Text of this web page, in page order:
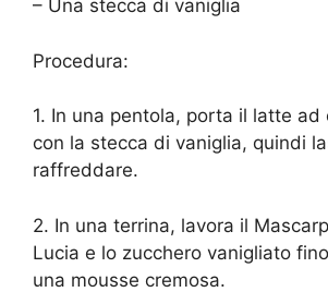
– Una stecca di vaniglia
Procedura:
1. In una pentola, porta il latte ad
con la stecca di vaniglia, quindi
raffreddare.
2. In una terrina, lavora il
Lucia e lo zucchero vanigliato
una mousse cremosa.